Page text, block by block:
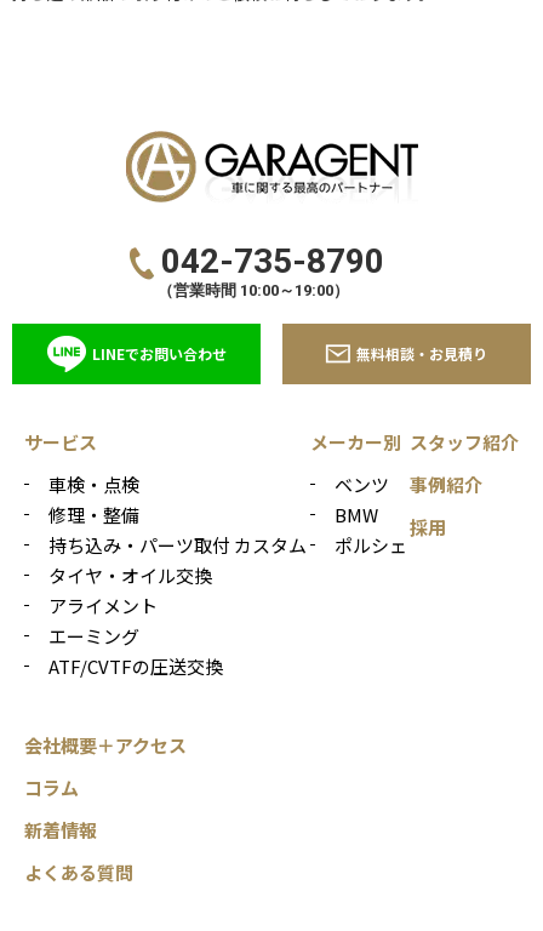
042-735-8790
（営業時間 10:00～19:00）
LINEでお問い合わせ 無料相談・お見積り
サービス
車検・点検
修理・整備
持ち込み・パーツ取付 カスタム
タイヤ・オイル交換
アライメント
エーミング
ATF/CVTFの圧送交換
メーカー別
ベンツ
BMW
ポルシェ
スタッフ紹介
事例紹介
採用
会社概要＋アクセス
コラム
新着情報
よくある質問